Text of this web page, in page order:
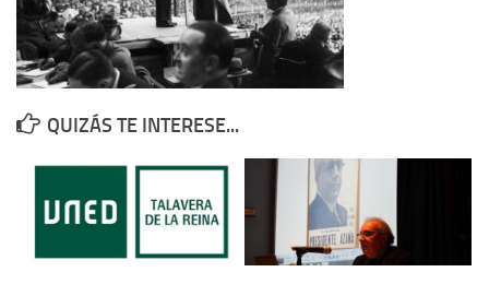
Enciclopedia Republicana
Militantes históricos IR
Personajes republicanos
Izquierda Republicana. Navarra
Izquierda Republicana. Galicia
Textos esenciales del republicanismo
QUIZÁS TE INTERESE...